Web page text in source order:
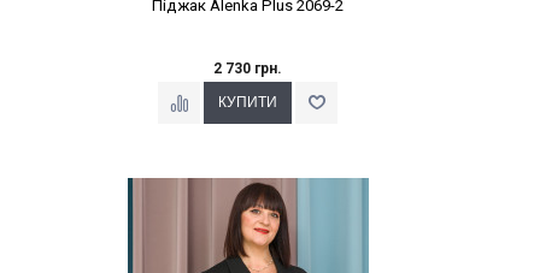
Піджак Alenka Plus 2069-2
2 730 грн.
Наклейки Варіант з %